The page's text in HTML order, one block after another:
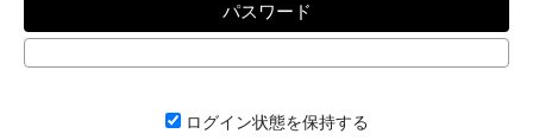
パスワード
ログイン状態を保持する